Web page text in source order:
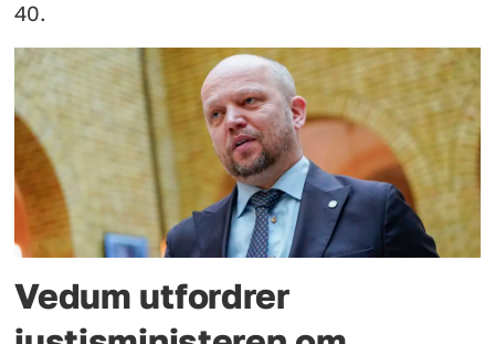
40.
Vedum utfordrer